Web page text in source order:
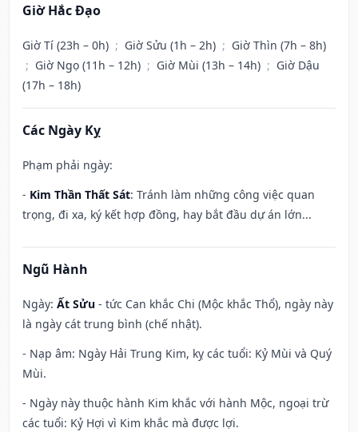
Giờ Hắc Đạo
Giờ Tí (23h – 0h) ; Giờ Sửu (1h – 2h) ; Giờ Thìn (7h – 8h)
; Giờ Ngọ (11h – 12h) ; Giờ Mùi (13h – 14h) ; Giờ Dậu
(17h – 18h)
Các Ngày Kỵ
Phạm phải ngày:
- Kim Thần Thất Sát: Tránh làm những công việc quan
trọng, đi xa, ký kết hợp đồng, hay bắt đầu dự án lớn...
Ngũ Hành
Ngày: Ất Sửu - tức Can khắc Chi (Mộc khắc Thổ), ngày này
là ngày cát trung bình (chế nhật).
- Nạp âm: Ngày Hải Trung Kim, kỵ các tuổi: Kỷ Mùi và Quý
Mùi.
- Ngày này thuộc hành Kim khắc với hành Mộc, ngoại trừ
các tuổi: Kỷ Hợi vì Kim khắc mà được lợi.